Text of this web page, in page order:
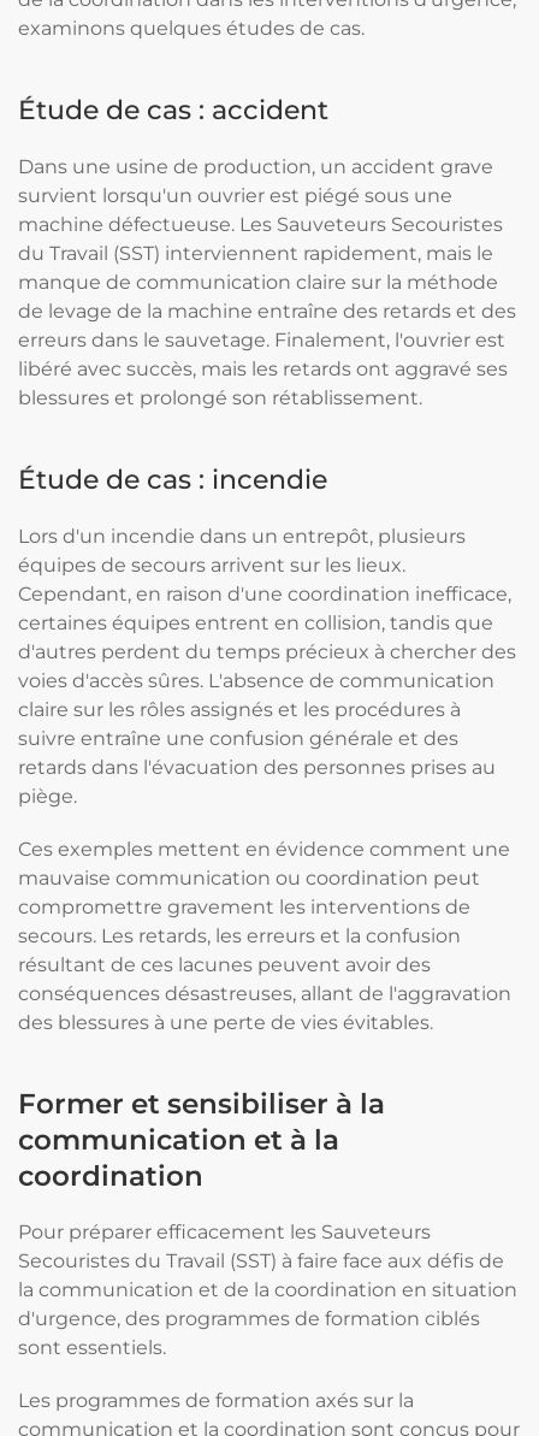
examinons quelques études de cas.
Étude de cas : accident
Dans une usine de production, un accident grave
survient lorsqu'un ouvrier est piégé sous une
machine défectueuse. Les Sauveteurs Secouristes
du Travail (SST) interviennent rapidement, mais le
manque de communication claire sur la méthode
de levage de la machine entraîne des retards et des
erreurs dans le sauvetage. Finalement, l'ouvrier est
libéré avec succès, mais les retards ont aggravé ses
blessures et prolongé son rétablissement.
Étude de cas : incendie
Lors d'un incendie dans un entrepôt, plusieurs
équipes de secours arrivent sur les lieux.
Cependant, en raison d'une coordination inefficace,
certaines équipes entrent en collision, tandis que
d'autres perdent du temps précieux à chercher des
voies d'accès sûres. L'absence de communication
claire sur les rôles assignés et les procédures à
suivre entraîne une confusion générale et des
retards dans l'évacuation des personnes prises au
piège.
Ces exemples mettent en évidence comment une
mauvaise communication ou coordination peut
compromettre gravement les interventions de
secours. Les retards, les erreurs et la confusion
résultant de ces lacunes peuvent avoir des
conséquences désastreuses, allant de l'aggravation
des blessures à une perte de vies évitables.
Former et sensibiliser à la
communication et à la
coordination
Pour préparer efficacement les Sauveteurs
Secouristes du Travail (SST) à faire face aux défis de
la communication et de la coordination en situation
d'urgence, des programmes de formation ciblés
sont essentiels.
Les programmes de formation axés sur la
communication et la coordination sont conçus pour